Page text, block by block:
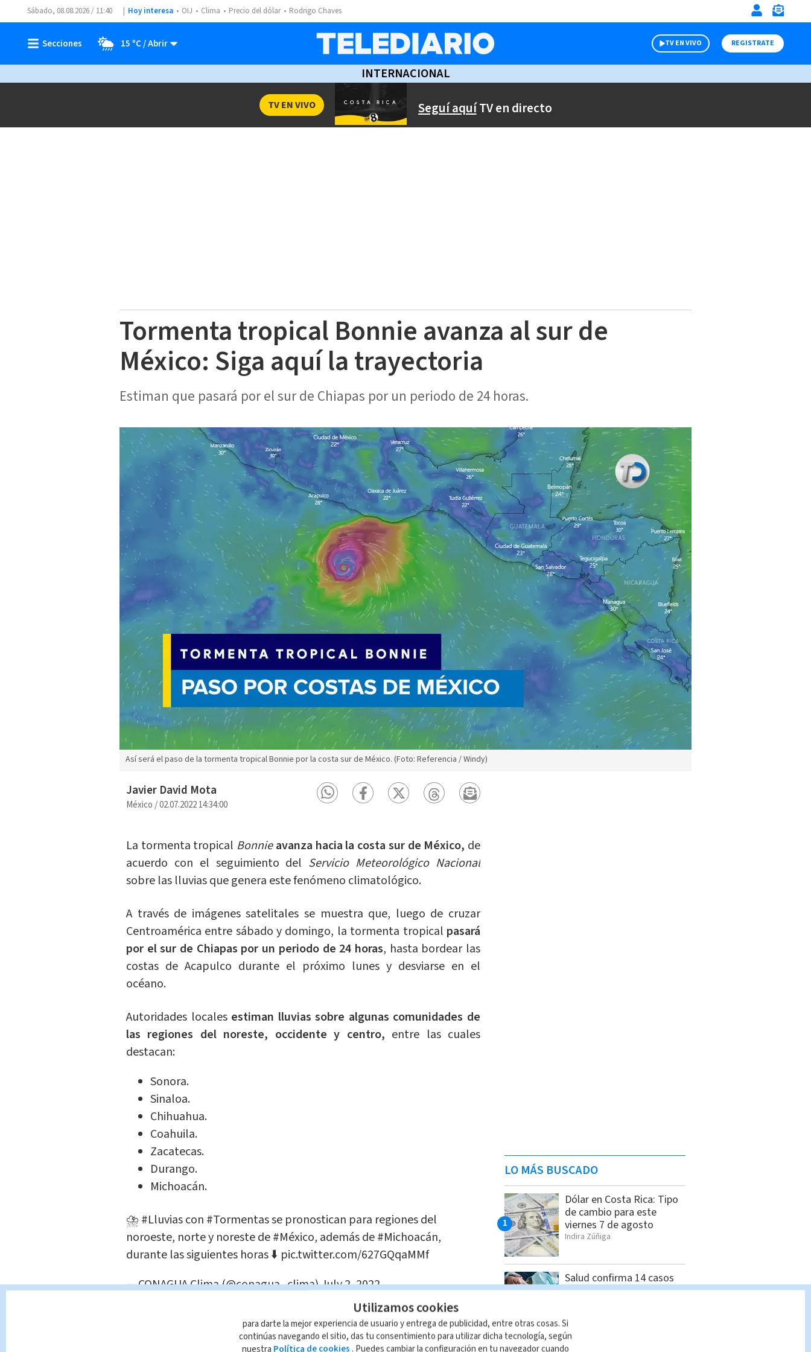
Sábado, 08.08.2026 / 11:40 Hoy interesa OIJ Clima Precio del dólar Rodrigo Chaves
15 ºC TV EN VIVO REGISTRATE
INTERNACIONAL
Seguí aquíTV en directo
TV EN VIVO
Tormenta tropical Bonnie avanza al sur de
México: Siga aquí la trayectoria
Estiman que pasará por el sur de Chiapas por un periodo de 24 horas.
Así será el paso de la tormenta tropical Bonnie por la costa sur de México. (Foto: Referencia / Windy)
Javier David Mota
México/02.07.2022 14:34:00
La tormenta tropical Bonnie avanza hacia la costa sur de México, de
acuerdo con el seguimiento del Servicio Meteorológico Nacional
sobre las lluvias que genera este fenómeno climatológico.
A través de imágenes satelitales se muestra que, luego de cruzar
Centroamérica entre sábado y domingo, la tormenta tropical pasará
por el sur de Chiapas por un periodo de 24 horas, hasta bordear las
costas de Acapulco durante el próximo lunes y desviarse en el
océano.
Autoridades locales estiman lluvias sobre algunas comunidades de
las regiones del noreste, occidente y centro, entre las cuales
destacan:
Sonora.
Sinaloa.
Chihuahua.
Coahuila.
Zacatecas.
Durango.
Michoacán.
⛈️ #Lluviascon #Tormentasse pronostican para regiones del
noroeste, norte y noreste de#México, además de#Michoacán,
durante las siguientes horas ⬇️ pic.twitter.com/627GQqaMMf
— CONAGUA Clima (@conagua_clima)July 2, 2022
Bonnie y su paso por Centroamérica
LO MÁS BUSCADO
Dólar en Costa Rica: Tipo
de cambio para este
viernes 7 de agosto
Indira Zúñiga
Salud confirma 14 casos
de hepatitis A y mantiene
Utilizamos cookies
para darte la mejor experiencia de usuario y entrega de publicidad, entre otras cosas. Si
continúas navegando el sitio, das tu consentimiento para utilizar dicha tecnología, según
nuestra Política de cookies . Puedes cambiar la configuración en tu navegador cuando